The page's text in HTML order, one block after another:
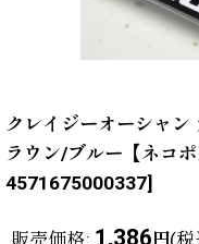
クレイジーオーシャ
ラウン/ブルー【ネコポ
4571675000337]
販売価格: 1,386 (税